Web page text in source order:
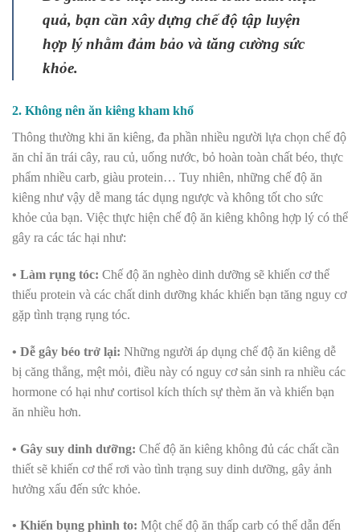
quả, bạn cần xây dựng chế độ tập luyện
hợp lý nhằm đảm bảo và tăng cường sức
khỏe.
2. Không nên ăn kiêng kham khổ
Thông thường khi ăn kiêng, đa phần nhiều người lựa chọn chế độ
ăn chỉ ăn trái cây, rau củ, uống nước, bỏ hoàn toàn chất béo, thực
phẩm nhiều carb, giàu protein… Tuy nhiên, những chế độ ăn
kiêng như vậy dễ mang tác dụng ngược và không tốt cho sức
khỏe của bạn. Việc thực hiện chế độ ăn kiêng không hợp lý có thể
gây ra các tác hại như:
• Làm rụng tóc: Chế độ ăn nghèo dinh dưỡng sẽ khiến cơ thể
thiếu protein và các chất dinh dưỡng khác khiến bạn tăng nguy cơ
gặp tình trạng rụng tóc.
• Dễ gây béo trở lại: Những người áp dụng chế độ ăn kiêng dễ
bị căng thẳng, mệt mỏi, điều này có nguy cơ sản sinh ra nhiều các
hormone có hại như cortisol kích thích sự thèm ăn và khiến bạn
ăn nhiều hơn.
• Gây suy dinh dưỡng: Chế độ ăn kiêng không đủ các chất cần
thiết sẽ khiến cơ thể rơi vào tình trạng suy dinh dưỡng, gây ảnh
hưởng xấu đến sức khỏe.
• Khiến bụng phình to: Một chế độ ăn thấp carb có thể dẫn đến